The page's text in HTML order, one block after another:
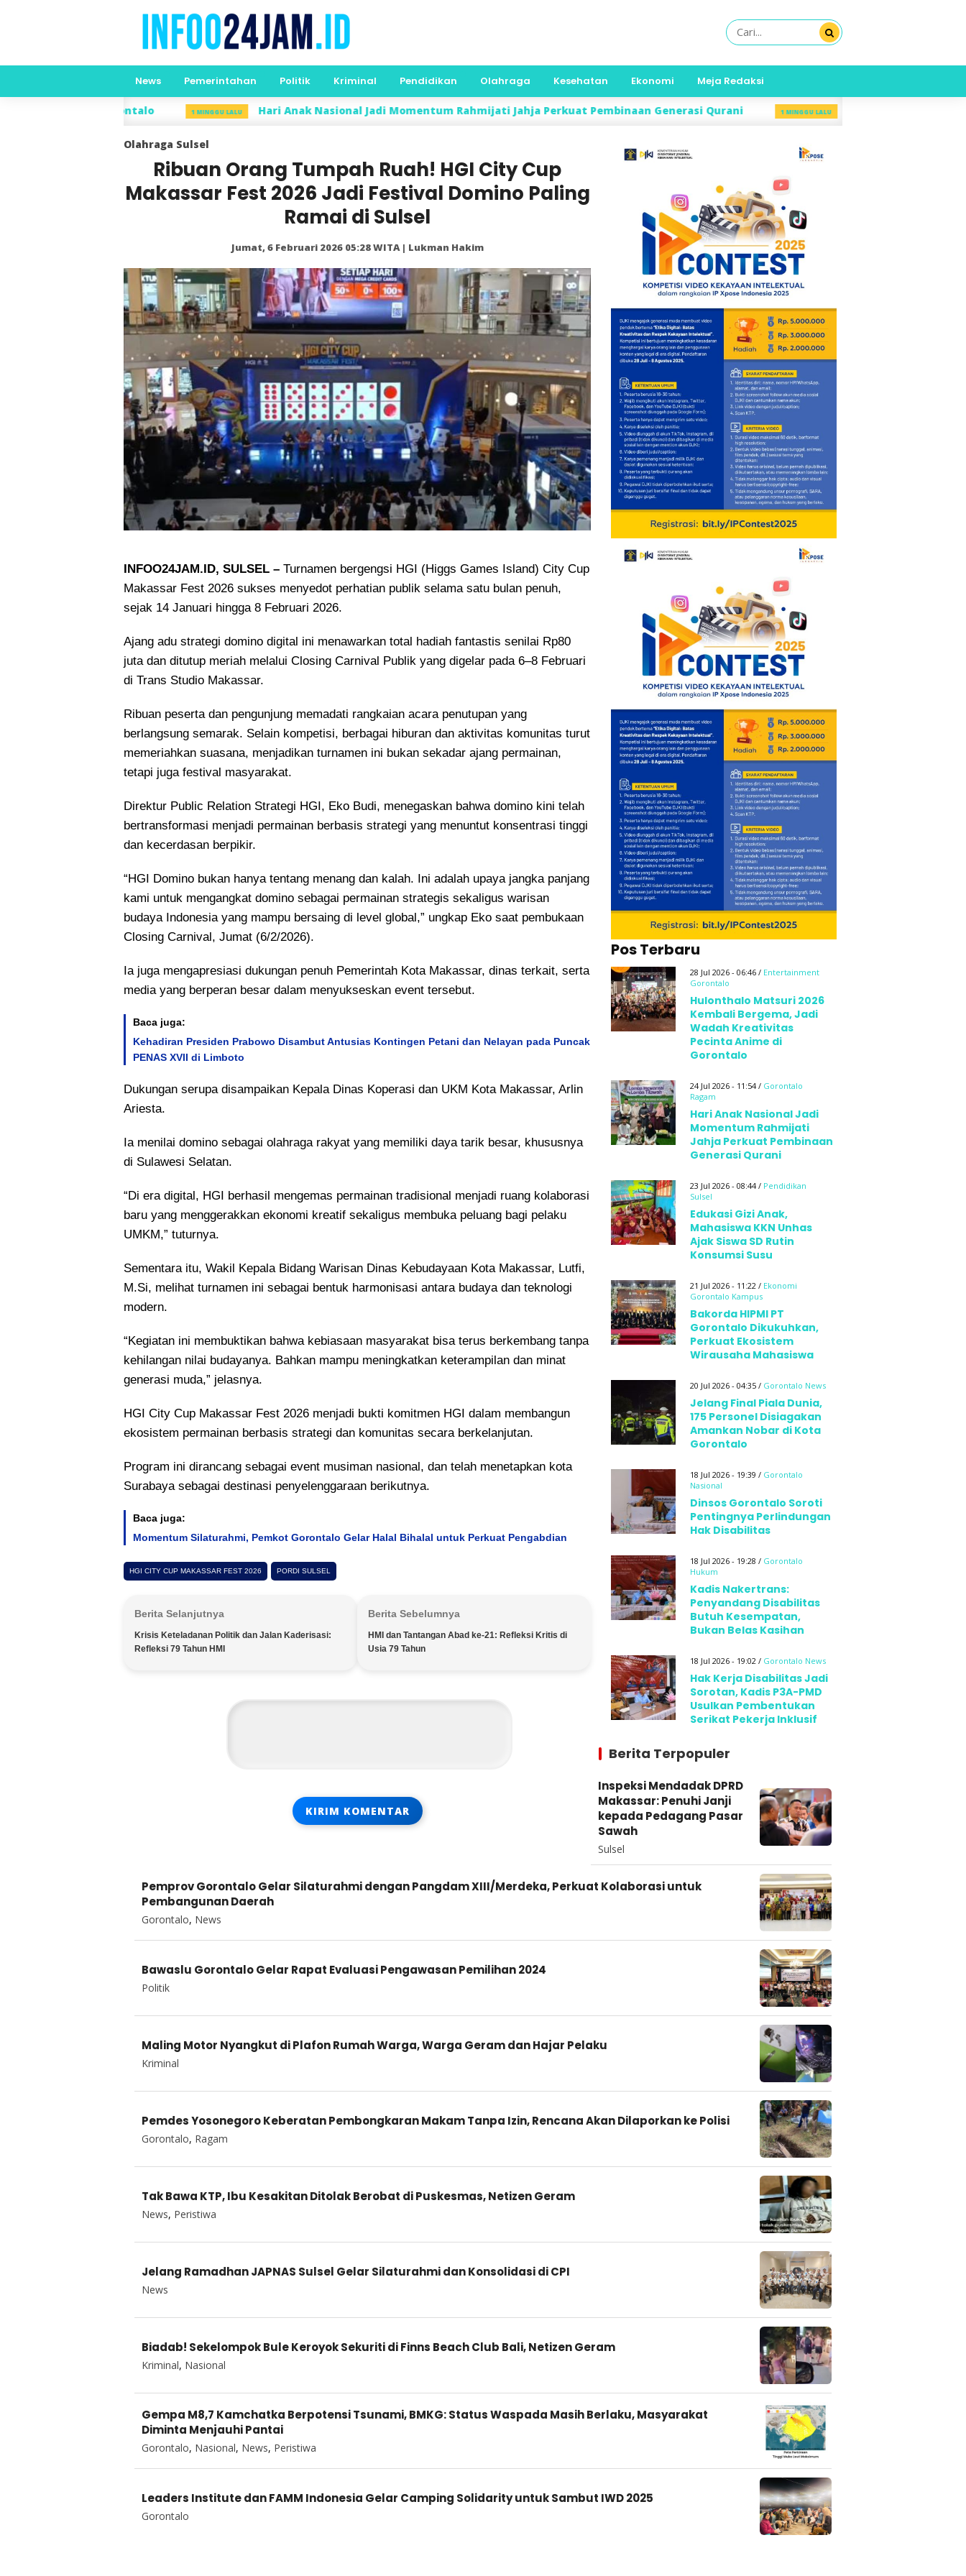
News Pemerintahan Politik Kriminal Pendidikan Olahraga Kesehatan Ekonomi Meja Redaksi
1 MINGGU LALU Hari Anak Nasional Jadi Momentum Rahmijati Jahja Perkuat Pembinaan Generasi Qurani 1 MINGGU LALU Edukasi Gizi Anak, Mahasiswa KKN
Olahraga Sulsel
Ribuan Orang Tumpah Ruah! HGI City Cup
Makassar Fest 2026 Jadi Festival Domino Paling
Ramai di Sulsel
Jumat, 6 Februari 2026 05:28 WITA | Lukman Hakim
INFOO24JAM.ID, SULSEL – Turnamen bergengsi HGI (Higgs Games Island) City Cup
Makassar Fest 2026 sukses menyedot perhatian publik selama satu bulan penuh,
sejak 14 Januari hingga 8 Februari 2026.
Ajang adu strategi domino digital ini menawarkan total hadiah fantastis senilai Rp80
juta dan ditutup meriah melalui Closing Carnival Publik yang digelar pada 6–8 Februari
di Trans Studio Makassar.
Ribuan peserta dan pengunjung memadati rangkaian acara penutupan yang
berlangsung semarak. Selain kompetisi, berbagai hiburan dan aktivitas komunitas turut
memeriahkan suasana, menjadikan turnamen ini bukan sekadar ajang permainan,
tetapi juga festival masyarakat.
Direktur Public Relation Strategi HGI, Eko Budi, menegaskan bahwa domino kini telah
bertransformasi menjadi permainan berbasis strategi yang menuntut konsentrasi tinggi
dan kecerdasan berpikir.
“HGI Domino bukan hanya tentang menang dan kalah. Ini adalah upaya jangka panjang
kami untuk mengangkat domino sebagai permainan strategis sekaligus warisan
budaya Indonesia yang mampu bersaing di level global,” ungkap Eko saat pembukaan
Closing Carnival, Jumat (6/2/2026).
Ia juga mengapresiasi dukungan penuh Pemerintah Kota Makassar, dinas terkait, serta
media yang berperan besar dalam menyukseskan event tersebut.
Baca juga:
Kehadiran Presiden Prabowo Disambut Antusias Kontingen Petani dan Nelayan pada Puncak
PENAS XVII di Limboto
Dukungan serupa disampaikan Kepala Dinas Koperasi dan UKM Kota Makassar, Arlin
Ariesta.
Ia menilai domino sebagai olahraga rakyat yang memiliki daya tarik besar, khususnya
di Sulawesi Selatan.
“Di era digital, HGI berhasil mengemas permainan tradisional menjadi ruang kolaborasi
baru yang menggerakkan ekonomi kreatif sekaligus membuka peluang bagi pelaku
UMKM,” tuturnya.
Sementara itu, Wakil Kepala Bidang Warisan Dinas Kebudayaan Kota Makassar, Lutfi,
M.Si, melihat turnamen ini sebagai bentuk harmonisasi antara budaya dan teknologi
modern.
“Kegiatan ini membuktikan bahwa kebiasaan masyarakat bisa terus berkembang tanpa
kehilangan nilai budayanya. Bahkan mampu meningkatkan keterampilan dan minat
generasi muda,” jelasnya.
HGI City Cup Makassar Fest 2026 menjadi bukti komitmen HGI dalam membangun
ekosistem permainan berbasis strategi dan komunitas secara berkelanjutan.
Program ini dirancang sebagai event musiman nasional, dan telah menetapkan kota
Surabaya sebagai destinasi penyelenggaraan berikutnya.
Baca juga:
Momentum Silaturahmi, Pemkot Gorontalo Gelar Halal Bihalal untuk Perkuat Pengabdian
HGI CITY CUP MAKASSAR FEST 2026 PORDI SULSEL
Berita Selanjutnya
Krisis Keteladanan Politik dan Jalan Kaderisasi:
Refleksi 79 Tahun HMI
Berita Sebelumnya
HMI dan Tantangan Abad ke-21: Refleksi Kritis di
Usia 79 Tahun
Pos Terbaru
28 Jul 2026 - 06:46 / Entertainment
Gorontalo
Hulonthalo Matsuri 2026
Kembali Bergema, Jadi
Wadah Kreativitas
Pecinta Anime di
Gorontalo
24 Jul 2026 - 11:54 / Gorontalo
Ragam
Hari Anak Nasional Jadi
Momentum Rahmijati
Jahja Perkuat Pembinaan
Generasi Qurani
23 Jul 2026 - 08:44 / Pendidikan
Sulsel
Edukasi Gizi Anak,
Mahasiswa KKN Unhas
Ajak Siswa SD Rutin
Konsumsi Susu
21 Jul 2026 - 11:22 / Ekonomi
Gorontalo Kampus
Bakorda HIPMI PT
Gorontalo Dikukuhkan,
Perkuat Ekosistem
Wirausaha Mahasiswa
20 Jul 2026 - 04:35 / Gorontalo News
Jelang Final Piala Dunia,
175 Personel Disiagakan
Amankan Nobar di Kota
Gorontalo
18 Jul 2026 - 19:39 / Gorontalo
Nasional
Dinsos Gorontalo Soroti
Pentingnya Perlindungan
Hak Disabilitas
18 Jul 2026 - 19:28 / Gorontalo
Hukum
Kadis Nakertrans:
Penyandang Disabilitas
Butuh Kesempatan,
Bukan Belas Kasihan
18 Jul 2026 - 19:02 / Gorontalo News
Hak Kerja Disabilitas Jadi
Sorotan, Kadis P3A-PMD
Usulkan Pembentukan
Serikat Pekerja Inklusif
Berita Terpopuler
Inspeksi Mendadak DPRD
Makassar: Penuhi Janji
kepada Pedagang Pasar
Sawah
Sulsel
Pemprov Gorontalo Gelar Silaturahmi dengan Pangdam XIII/Merdeka, Perkuat Kolaborasi untuk
Pembangunan Daerah
Gorontalo, News
Bawaslu Gorontalo Gelar Rapat Evaluasi Pengawasan Pemilihan 2024
Politik
Maling Motor Nyangkut di Plafon Rumah Warga, Warga Geram dan Hajar Pelaku
Kriminal
Pemdes Yosonegoro Keberatan Pembongkaran Makam Tanpa Izin, Rencana Akan Dilaporkan ke Polisi
Gorontalo, Ragam
Tak Bawa KTP, Ibu Kesakitan Ditolak Berobat di Puskesmas, Netizen Geram
News, Peristiwa
Jelang Ramadhan JAPNAS Sulsel Gelar Silaturahmi dan Konsolidasi di CPI
News
Biadab! Sekelompok Bule Keroyok Sekuriti di Finns Beach Club Bali, Netizen Geram
Kriminal, Nasional
Gempa M8,7 Kamchatka Berpotensi Tsunami, BMKG: Status Waspada Masih Berlaku, Masyarakat
Diminta Menjauhi Pantai
Gorontalo, Nasional, News, Peristiwa
Leaders Institute dan FAMM Indonesia Gelar Camping Solidarity untuk Sambut IWD 2025
Gorontalo